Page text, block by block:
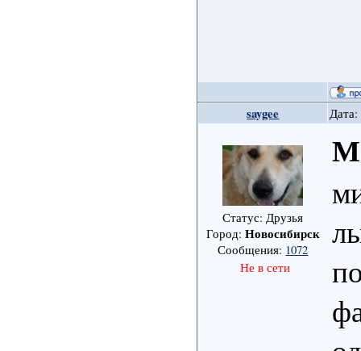
saygee Дата:
Статус: Друзья
Город: Новосибирск
Сообщения: 1072
Не в сети